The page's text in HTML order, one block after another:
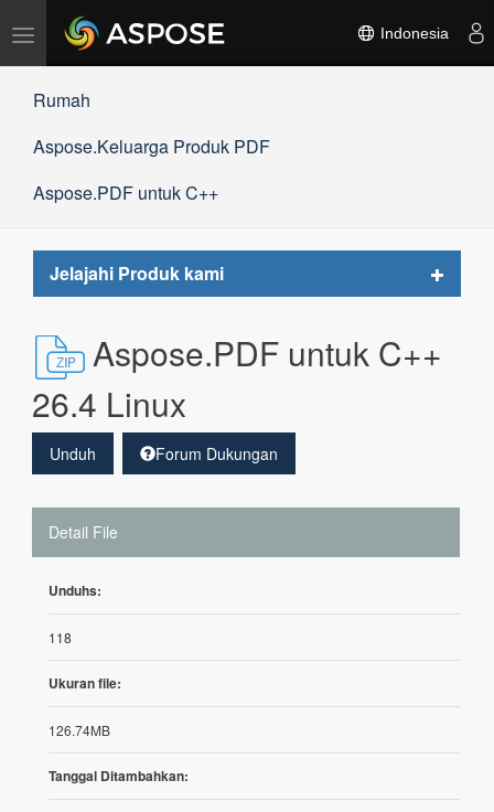
Alihkan
navigasi
Indonesia
Rumah
Aspose.Keluarga Produk PDF
Aspose.PDF untuk C++
Jelajahi Produk kami
Toggle
Aspose.PDF untuk C++
26.4 Linux
Unduh Forum Dukungan
Detail File
Unduhs:
118
Ukuran file:
126.74MB
Tanggal Ditambahkan: